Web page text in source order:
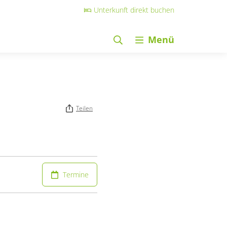
Unterkunft direkt buchen
Menü
Teilen
Termine